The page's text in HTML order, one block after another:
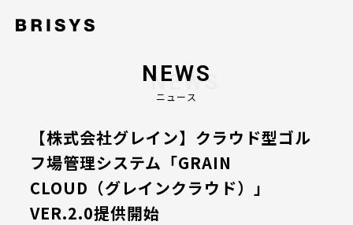
NEWS
ニュース
【株式会社グレイン】クラウド型ゴル
フ場管理システム「GRAIN
CLOUD（グレインクラウド）」
VER.2.0提供開始